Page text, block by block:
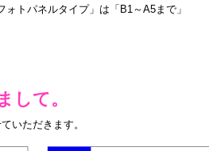
トパネルタイプ」は「B1～A5まで」
して。
いただきます。